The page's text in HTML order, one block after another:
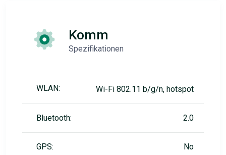
Komm
Spezifikationen
WLAN: Wi-Fi 802.11 b/g/n, hotspot
Bluetooth: 2.0
GPS: No